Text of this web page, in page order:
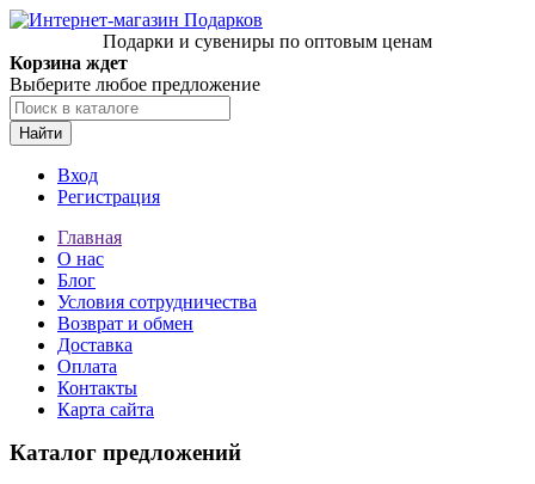
Подарки и сувениры по оптовым ценам
Корзина ждет
Выберите любое предложение
Найти
Вход
Регистрация
Главная
О нас
Блог
Условия сотрудничества
Возврат и обмен
Доставка
Оплата
Контакты
Карта сайта
Каталог предложений